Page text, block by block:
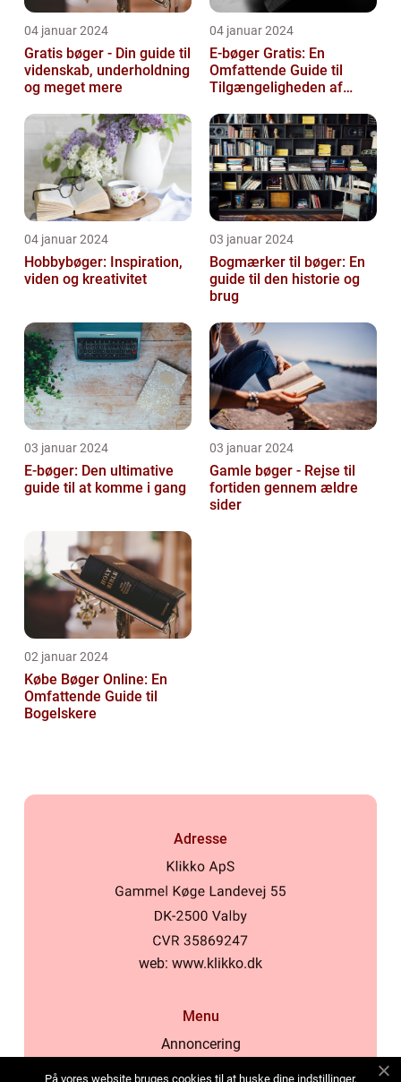
04 januar 2024
Gratis bøger - Din guide til
videnskab, underholdning
og meget mere
04 januar 2024
E-bøger Gratis: En
Omfattende Guide til
Tilgængeligheden af
04 januar 2024
Hobbybøger: Inspiration,
viden og kreativitet
03 januar 2024
Bogmærker til bøger: En
guide til den historie og
brug
03 januar 2024
E-bøger: Den ultimative
guide til at komme i gang
03 januar 2024
Gamle bøger - Rejse til
fortiden gennem ældre
sider
02 januar 2024
Købe Bøger Online: En
Omfattende Guide til
Bogelskere
Adresse
web: www.klikko.dk
Menu
Annoncering
På vores website bruges cookies til at huske dine indstillinger,